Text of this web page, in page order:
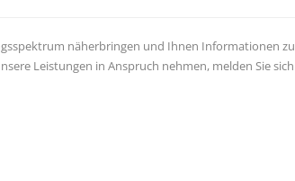
näherbringen und Ihnen Informationen zu
Leistungen in Anspruch nehmen, melden Sie sich